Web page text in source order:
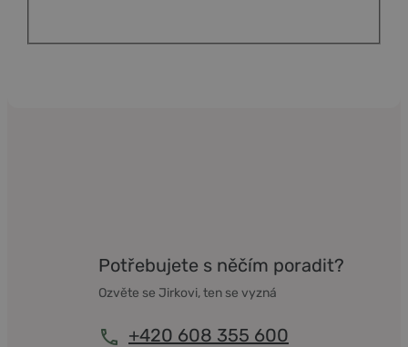
Potřebujete s něčím poradit?
Ozvěte se Jirkovi, ten se vyzná
+420 608 355 600